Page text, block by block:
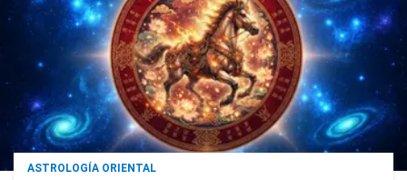
ASTROLOGÍA ORIENTAL